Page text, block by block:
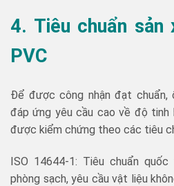
4. Tiêu chuẩn sản
PVC
Để được công nhận đạt chuẩn,
đáp ứng yêu cầu cao về độ tinh
được kiểm chứng theo các tiêu
ISO 14644-1: Tiêu chuẩn
phòng sạch, yêu cầu vật liệu